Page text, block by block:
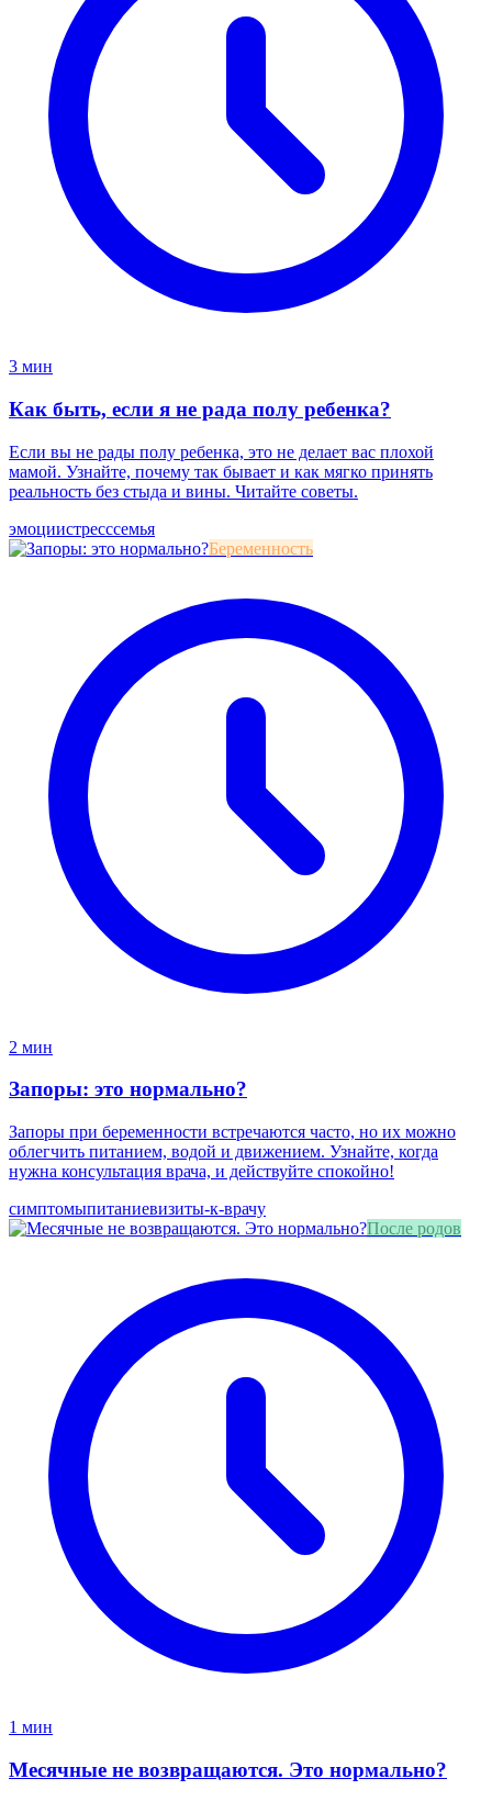
3 мин
Как быть, если я не рада полу ребенка?
Если вы не рады полу ребенка, это не делает вас плохой
мамой. Узнайте, почему так бывает и как мягко принять
реальность без стыда и вины. Читайте советы.
эмоциистресссемья
Беременность
2 мин
Запоры: это нормально?
Запоры при беременности встречаются часто, но их можно
облегчить питанием, водой и движением. Узнайте, когда
нужна консультация врача, и действуйте спокойно!
симптомыпитаниевизиты-к-врачу
После родов
1 мин
Месячные не возвращаются. Это нормально?